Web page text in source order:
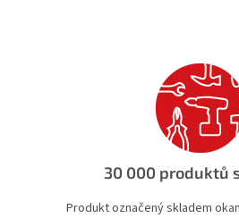
30 000 produktů
Produkt označený skladem